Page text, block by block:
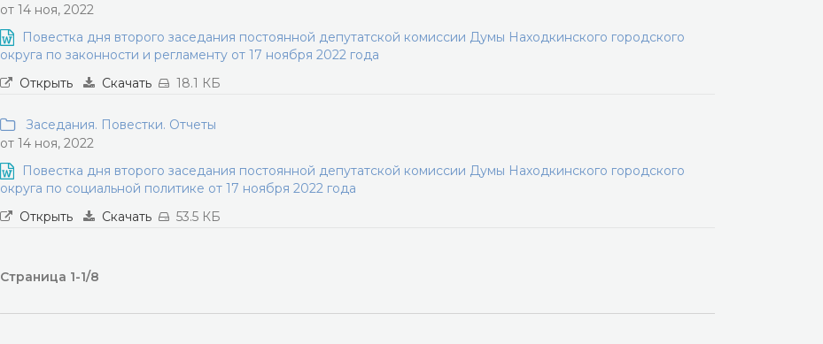
от 14 ноя, 2022
Повестка дня второго заседания постоянной депутатской комиссии Думы Находкинского городского
округа по законности и регламенту от 17 ноября 2022 года
Открыть
Скачать 18.1 КБ
Заседания. Повестки. Отчеты
от 14 ноя, 2022
Повестка дня второго заседания постоянной депутатской комиссии Думы Находкинского городского
округа по социальной политике от 17 ноября 2022 года
Открыть
Скачать 53.5 КБ
Страница 1-1/8